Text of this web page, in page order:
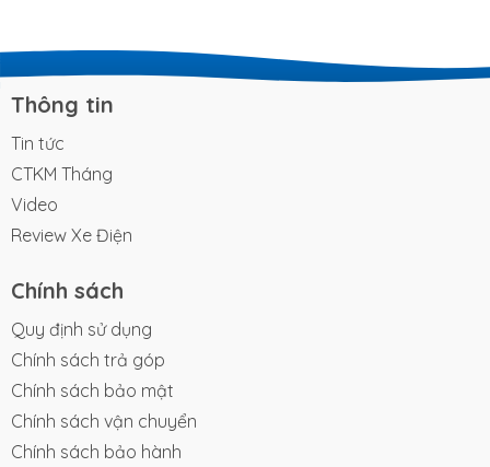
đủ để khẳng định đẳng cấp khác biệt. Đối với
những người dùng sành sỏi, trải nghiệm cầm lái là
thước đo chân thực nhất cho chất...
Thông tin
Tin tức
CTKM Tháng
Video
Review Xe Điện
Chính sách
Quy định sử dụng
Chính sách trả góp
Chính sách bảo mật
Chính sách vận chuyển
Chính sách bảo hành